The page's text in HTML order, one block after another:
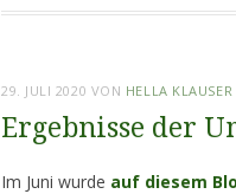
29. JULI 2020 VON HELLA KLAUSER
Ergebnisse der
Im Juni wurde auf diesem